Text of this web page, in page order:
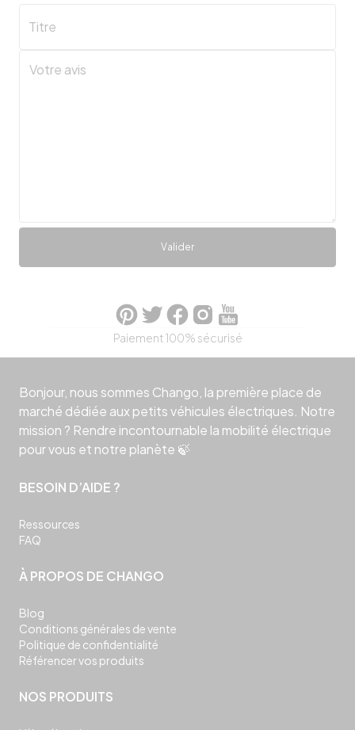
Titre
Valider
Paiement 100% sécurisé
Bonjour, nous sommes Chango, la première place de
marché dédiée aux petits véhicules électriques. Notre
mission ? Rendre incontournable la mobilité électrique
pour vous et notre planète 🍃
BESOIN D’AIDE ?
Ressources
FAQ
À PROPOS DE CHANGO
Blog
Conditions générales de vente
Politique de confidentialité
Référencer vos produits
NOS PRODUITS